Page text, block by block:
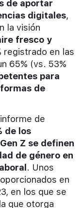
de aportar
digitales,
la visión
fresco y
registrado en las
65% (vs. 53%
para
de
de
de los
Z se definen
de género en
. Unos
en
en los que se
que otorga